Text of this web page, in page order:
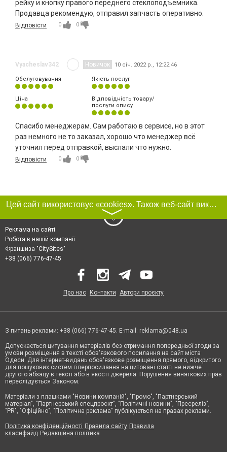
рейку и кнопку правого переднего стеклоподъемника.
Продавца рекомендую, отправил запчасть оперативно.
Відповісти 0 0
Vyacheslav342 Новичок 10 січ. 2022 р., 12:22:46
Обслуговування Якість послуг
Ціна
Відповідність товару/
послуги опису
Спасибо менеджерам. Сам работаю в сервисе, но в этот
раз немного не то заказал, хорошо что менеджер всё
уточнил перед отправкой, выслали что нужно.
Відповісти 0 0
Цей сайт використовує «cookies». Також веб-сайт використовує інтернет-сервіс для збору технічних даних стосовно відвідувачів з метою отримання маркетингової та статистичної інформації. Умови обробки даних відвідувачів сайту див.
〉
Реклама на сайті
Робота в нашій компанії
Франшиза "CitySites"
+38 (066) 776-47-45
Про нас Контакти Автори проєкту
З питань реклами: +38 (066) 776-47-45. E-mail: reklama@048.ua
Допускається цитування матеріалів без отримання попередньої згоди за
умови розміщення в тексті обов'язкового посилання на сайт міста
Одеси. Для інтернет-видань обов'язкове розміщення прямого, відкритого
для пошукових систем гіперпосилання на цитовані статті не нижче
другого абзацу в тексті або в якості джерела. Порушення виняткових прав
переслідується Законом.
Матеріали з плашками "Новини компаній", "Промо", "Партнерський
матеріал", "Партнерський спецпроєкт", "Політичні новини", "Пресреліз",
"PR", "Офіційно", "Політична реклама" публікуються на правах реклами.
Політика конфіденційності Правила сайту Правила
класифайд Редакційна політика